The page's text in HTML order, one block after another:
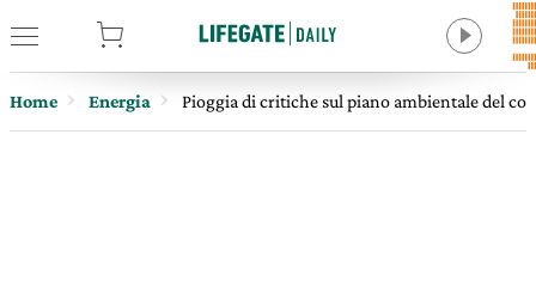
Home Energia Pioggia di critiche sul piano ambientale del